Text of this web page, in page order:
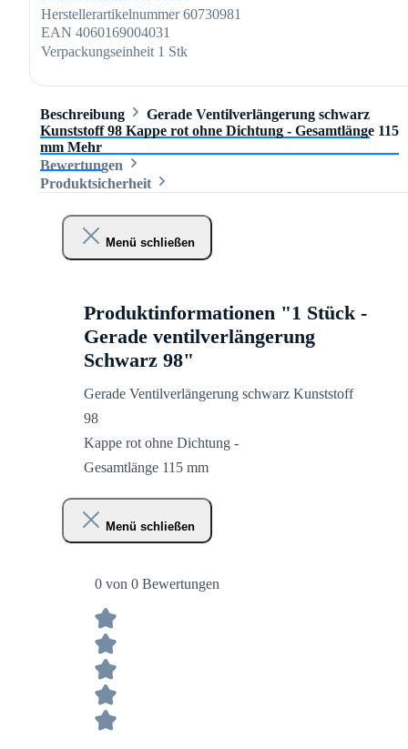
Herstellerartikelnummer 60730981
EAN 4060169004031
Verpackungseinheit 1 Stk
Beschreibung
Gerade Ventilverlängerung schwarz
Kunststoff 98 Kappe rot ohne Dichtung - Gesamtlänge 115
mm Mehr
Bewertungen
Produktsicherheit
Menü schließen
Produktinformationen "1 Stück -
Gerade ventilverlängerung
Schwarz 98"
Gerade Ventilverlängerung schwarz Kunststoff
98
Kappe rot ohne Dichtung -
Gesamtlänge 115 mm
Menü schließen
0 von 0 Bewertungen